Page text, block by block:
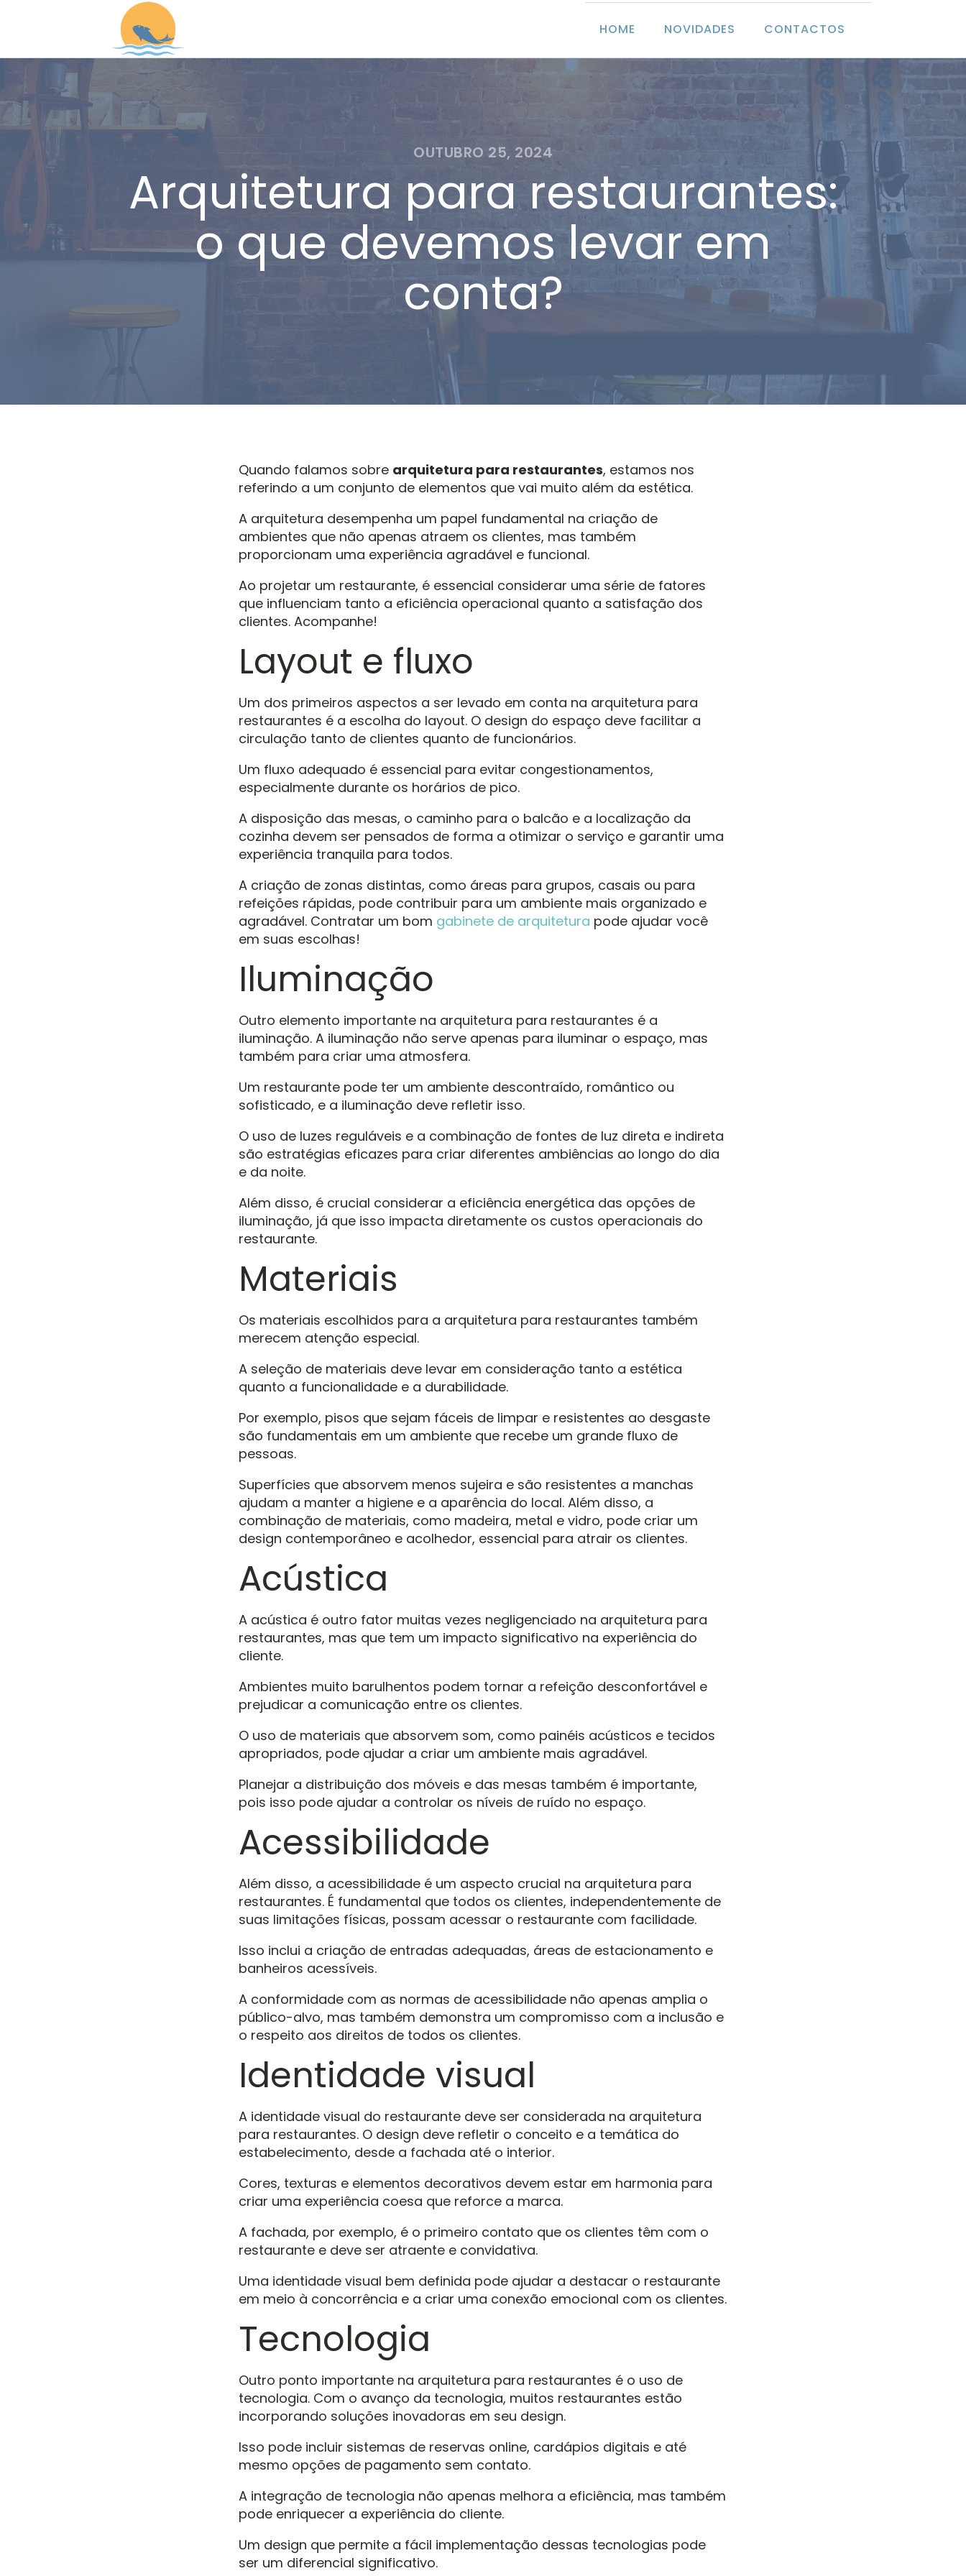
HOME NOVIDADES CONTACTOS
OUTUBRO 25, 2024
Arquitetura para restaurantes:
o que devemos levar em
conta?
Quando falamos sobre arquitetura para restaurantes, estamos nos
referindo a um conjunto de elementos que vai muito além da estética.
A arquitetura desempenha um papel fundamental na criação de
ambientes que não apenas atraem os clientes, mas também
proporcionam uma experiência agradável e funcional.
Ao projetar um restaurante, é essencial considerar uma série de fatores
que influenciam tanto a eficiência operacional quanto a satisfação dos
clientes. Acompanhe!
Layout e fluxo
Um dos primeiros aspectos a ser levado em conta na arquitetura para
restaurantes é a escolha do layout. O design do espaço deve facilitar a
circulação tanto de clientes quanto de funcionários.
Um fluxo adequado é essencial para evitar congestionamentos,
especialmente durante os horários de pico.
A disposição das mesas, o caminho para o balcão e a localização da
cozinha devem ser pensados de forma a otimizar o serviço e garantir uma
experiência tranquila para todos.
A criação de zonas distintas, como áreas para grupos, casais ou para
refeições rápidas, pode contribuir para um ambiente mais organizado e
agradável. Contratar um bom gabinete de arquitetura pode ajudar você
em suas escolhas!
Iluminação
Outro elemento importante na arquitetura para restaurantes é a
iluminação. A iluminação não serve apenas para iluminar o espaço, mas
também para criar uma atmosfera.
Um restaurante pode ter um ambiente descontraído, romântico ou
sofisticado, e a iluminação deve refletir isso.
O uso de luzes reguláveis e a combinação de fontes de luz direta e indireta
são estratégias eficazes para criar diferentes ambiências ao longo do dia
e da noite.
Além disso, é crucial considerar a eficiência energética das opções de
iluminação, já que isso impacta diretamente os custos operacionais do
restaurante.
Materiais
Os materiais escolhidos para a arquitetura para restaurantes também
merecem atenção especial.
A seleção de materiais deve levar em consideração tanto a estética
quanto a funcionalidade e a durabilidade.
Por exemplo, pisos que sejam fáceis de limpar e resistentes ao desgaste
são fundamentais em um ambiente que recebe um grande fluxo de
pessoas.
Superfícies que absorvem menos sujeira e são resistentes a manchas
ajudam a manter a higiene e a aparência do local. Além disso, a
combinação de materiais, como madeira, metal e vidro, pode criar um
design contemporâneo e acolhedor, essencial para atrair os clientes.
Acústica
A acústica é outro fator muitas vezes negligenciado na arquitetura para
restaurantes, mas que tem um impacto significativo na experiência do
cliente.
Ambientes muito barulhentos podem tornar a refeição desconfortável e
prejudicar a comunicação entre os clientes.
O uso de materiais que absorvem som, como painéis acústicos e tecidos
apropriados, pode ajudar a criar um ambiente mais agradável.
Planejar a distribuição dos móveis e das mesas também é importante,
pois isso pode ajudar a controlar os níveis de ruído no espaço.
Acessibilidade
Além disso, a acessibilidade é um aspecto crucial na arquitetura para
restaurantes. É fundamental que todos os clientes, independentemente de
suas limitações físicas, possam acessar o restaurante com facilidade.
Isso inclui a criação de entradas adequadas, áreas de estacionamento e
banheiros acessíveis.
A conformidade com as normas de acessibilidade não apenas amplia o
público-alvo, mas também demonstra um compromisso com a inclusão e
o respeito aos direitos de todos os clientes.
Identidade visual
A identidade visual do restaurante deve ser considerada na arquitetura
para restaurantes. O design deve refletir o conceito e a temática do
estabelecimento, desde a fachada até o interior.
Cores, texturas e elementos decorativos devem estar em harmonia para
criar uma experiência coesa que reforce a marca.
A fachada, por exemplo, é o primeiro contato que os clientes têm com o
restaurante e deve ser atraente e convidativa.
Uma identidade visual bem definida pode ajudar a destacar o restaurante
em meio à concorrência e a criar uma conexão emocional com os clientes.
Tecnologia
Outro ponto importante na arquitetura para restaurantes é o uso de
tecnologia. Com o avanço da tecnologia, muitos restaurantes estão
incorporando soluções inovadoras em seu design.
Isso pode incluir sistemas de reservas online, cardápios digitais e até
mesmo opções de pagamento sem contato.
A integração de tecnologia não apenas melhora a eficiência, mas também
pode enriquecer a experiência do cliente.
Um design que permite a fácil implementação dessas tecnologias pode
ser um diferencial significativo.